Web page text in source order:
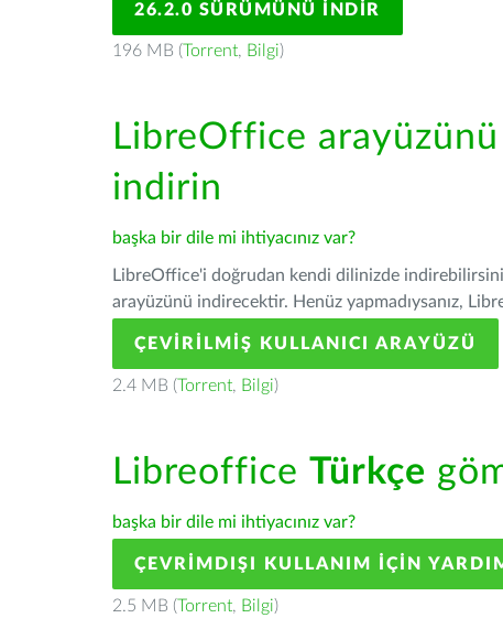
26.2.0 SÜRÜMÜNÜ İNDIR
196 MB (Torrent, Bilgi)
LibreOffice arayüzünü
indirin
başka bir dile mi ihtiyacınız var?
LibreOffice'i doğrudan kendi dilinizde
arayüzünü indirecektir. Henüz yapmadıysanız,
ÇEVIRILMIŞ KULLANICI ARAYÜZÜ
2.4 MB (Torrent, Bilgi)
Libreoffice Türkçe
başka bir dile mi ihtiyacınız var?
ÇEVRIMDIŞI KULLANIM IÇIN
2.5 MB (Torrent, Bilgi)